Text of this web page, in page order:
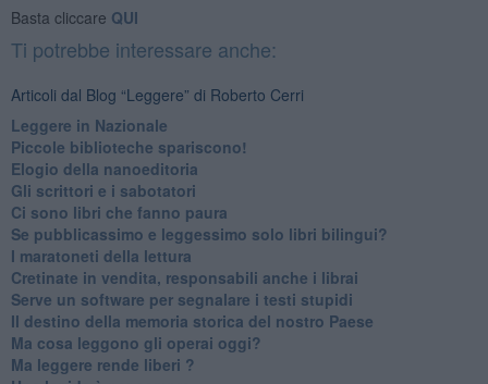
Basta cliccare QUI
Ti potrebbe interessare anche:
Articoli dal Blog “Leggere” di Roberto Cerri
​Leggere in Nazionale
​Piccole biblioteche spariscono!
​Elogio della nanoeditoria
Gli scrittori e i sabotatori
Ci sono libri che fanno paura
Se pubblicassimo e leggessimo solo libri bilingui?
I maratoneti della lettura
Cretinate in vendita, responsabili anche i librai
Serve un software per segnalare i testi stupidi
​Il destino della memoria storica del nostro Paese
Ma cosa leggono gli operai oggi?
Ma leggere rende liberi ?